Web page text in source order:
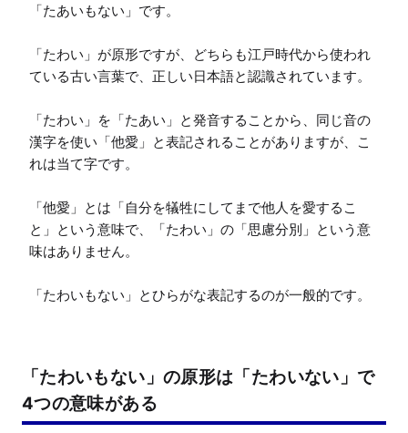
「たあいもない」です。
「たわい」が原形ですが、どちらも江戸時代から使われ
ている古い言葉で、正しい日本語と認識されています。
「たわい」を「たあい」と発音することから、同じ音の
漢字を使い「他愛」と表記されることがありますが、こ
れは当て字です。
「他愛」とは「自分を犠牲にしてまで他人を愛するこ
と」という意味で、「たわい」の「思慮分別」という意
味はありません。
「たわいもない」とひらがな表記するのが一般的です。
「たわいもない」の原形は「たわいない」で
4つの意味がある